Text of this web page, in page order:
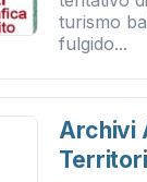
turismo
fulgido...
Archivi